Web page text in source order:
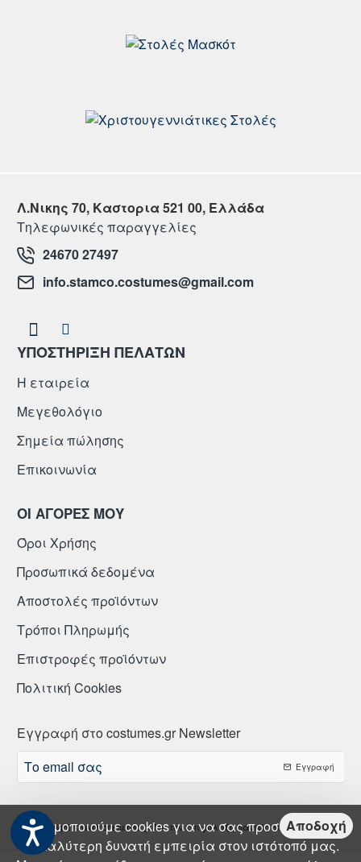
Χρησιμοποιούμε cookies για να σας προσφέρουμε
την καλύτερη δυνατή εμπειρία στον ιστότοπό μας.
Αποδοχή
Λ.Νικης 70, Καστορια 521 00, Ελλάδα
Τηλεφωνικές παραγγελίες
24670 27497
info.stamco.costumes@gmail.com
ΥΠΟΣΤΗΡΙΞΗ ΠΕΛΑΤΩΝ
Η εταιρεία
Μεγεθολόγιο
Σημεία πώλησης
Επικοινωνία
ΟΙ ΑΓΟΡΕΣ ΜΟΥ
Όροι Χρήσης
Προσωπικά δεδομένα
Αποστολές προϊόντων
Τρόποι Πληρωμής
Επιστροφές προϊόντων
Πολιτική Cookies
Εγγραφή στο costumes.gr Newsletter
email
Εγγραφή
Copyright © www.costumes.gr Με την επιφύλαξη παντώς δικαιώματος.